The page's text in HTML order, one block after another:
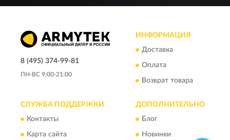
8 (495) 374-99-81
ПН-ВС 9:00-21:00
ИНФОРМАЦИЯ
Доставка
Оплата
Возврат товара
СЛУЖБА ПОДДЕРЖКИ
Контакты
Карта сайта
ДОПОЛНИТЕЛЬНО
Блог
Новинки